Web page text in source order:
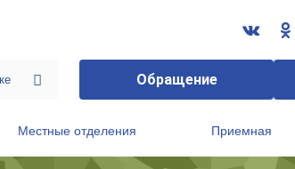
Обращение
Местные отделения Приемная